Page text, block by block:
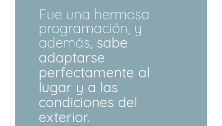
Fue una hermosa
programación, y
además, sabe
adaptarse
perfectamente al
lugar y a las
condiciones del
exterior.